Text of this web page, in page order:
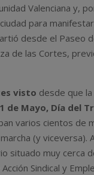
Valenciana y,
para
desde el Paseo
de las Cortes,
visto desde que la
1 de Mayo, Día del
varios cientos de
(y viceversa).
situado muy cerca
Sindical y